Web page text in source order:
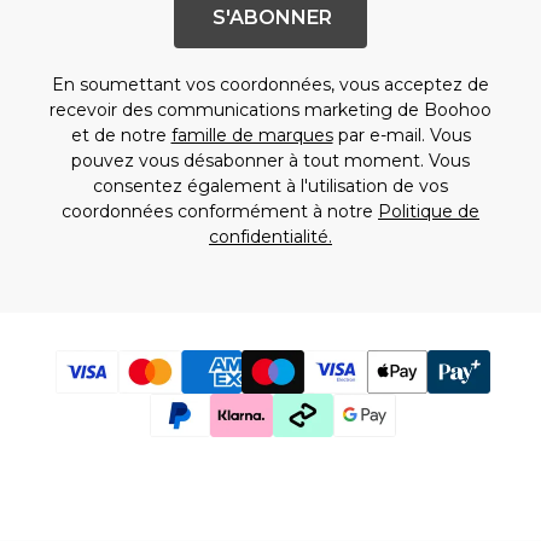
Chapeaux, gants et écharpes
Sacs et portefeuilles
Ceintures
Shoppez par collection
BOOHOOMAN | Ronaldinho
BOOHOOMAN | Patrice Evra
Tenues De Soirée
S'ABONNER
En soumettant vos coordonnées, vous acceptez de
recevoir des communications marketing de Boohoo
et de notre famille de marquespar e-mail. Vous
pouvez vous désabonner à tout moment. Vous
consentez également à l'utilisation de vos
coordonnées conformément à notre Politique de
confidentialité.